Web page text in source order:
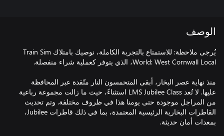
الوصف
يُرجى ملاحظة: للاستمتاع بالتجربة الكاملة، نوصيك بامتلاك Train Sim
منذ نهاية عصر البخار، أبقى المتحمسون النار متّقدة عبر المحافظة
عليها. لا تُعد LMS Jubilee Class استثناءً، حيث ما زالت مجموعة رباعية
من المراجل موجودة حتى يومنا هذا في ظروف مختلفة. وتم تحديث
القاطرات البخارية الرئيسية المعتمدة، بما في ذلك قاطرات Jubilee،